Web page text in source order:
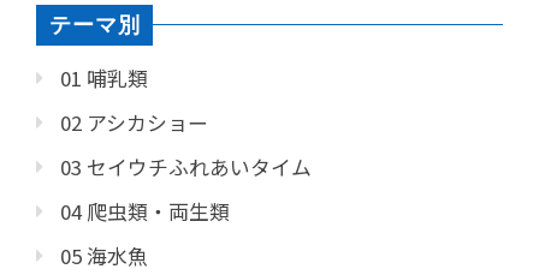
テーマ別
01 哺乳類
02 アシカショー
03 セイウチふれあいタイム
04 爬虫類・両生類
05 海水魚